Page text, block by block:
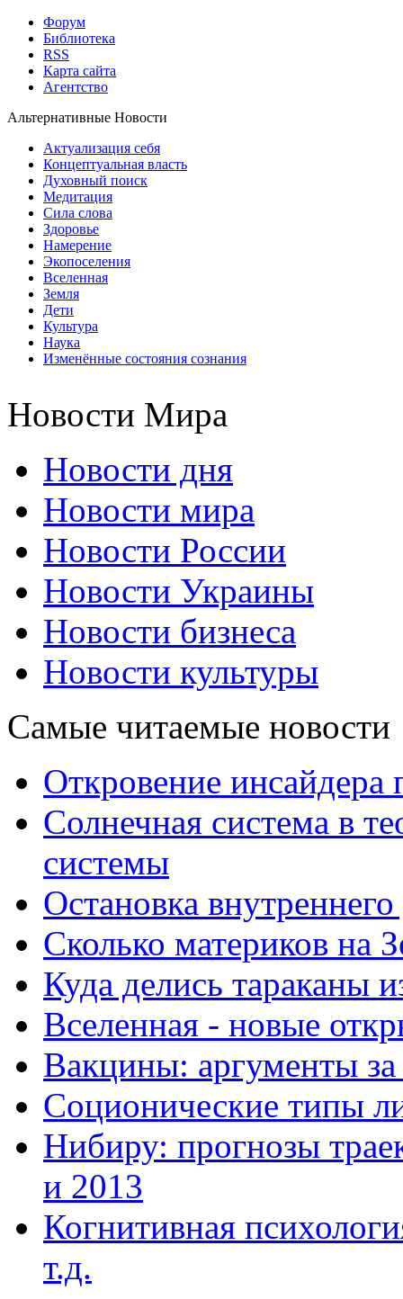
Форум
Библиотека
RSS
Карта сайта
Агентство
Альтернативные Новости
Актуализация себя
Концептуальная власть
Духовный поиск
Медитация
Сила слова
Здоровье
Намерение
Экопоселения
Вселенная
Земля
Дети
Культура
Наука
Изменённые состояния сознания
Новости Мира
Новости дня
Новости мира
Новости России
Новости Украины
Новости бизнеса
Новости культуры
Самые читаемые новости
Откровение инсайдера
Солнечная система в
системы
Остановка внутреннего
Сколько материков на
Куда делись тараканы
Вселенная - новые
Вакцины: аргументы
Соционические типы
Нибиру: прогнозы
и 2013
Когнитивная
т.д.